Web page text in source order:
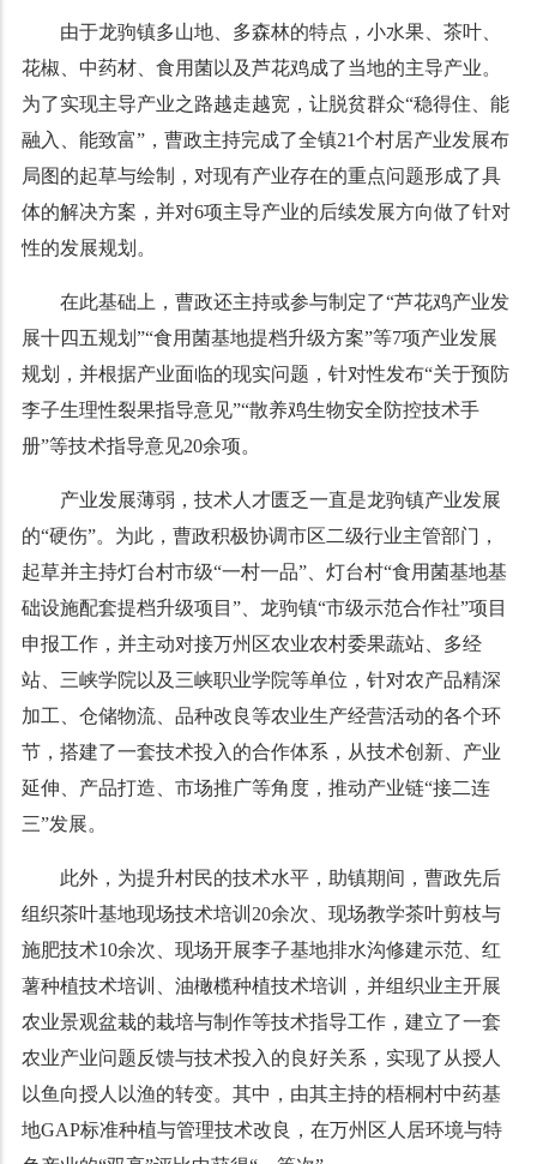
由于龙驹镇多山地、多森林的特点，小水果、茶叶、
花椒、中药材、食用菌以及芦花鸡成了当地的主导产业。
为了实现主导产业之路越走越宽，让脱贫群众“稳得住、能
融入、能致富”，曹政主持完成了全镇21个村居产业发展布
局图的起草与绘制，对现有产业存在的重点问题形成了具
体的解决方案，并对6项主导产业的后续发展方向做了针对
性的发展规划。
在此基础上，曹政还主持或参与制定了“芦花鸡产业发
展十四五规划”“食用菌基地提档升级方案”等7项产业发展
规划，并根据产业面临的现实问题，针对性发布“关于预防
李子生理性裂果指导意见”“散养鸡生物安全防控技术手
册”等技术指导意见20余项。
产业发展薄弱，技术人才匮乏一直是龙驹镇产业发展
的“硬伤”。为此，曹政积极协调市区二级行业主管部门，
起草并主持灯台村市级“一村一品”、灯台村“食用菌基地基
础设施配套提档升级项目”、龙驹镇“市级示范合作社”项目
申报工作，并主动对接万州区农业农村委果蔬站、多经
站、三峡学院以及三峡职业学院等单位，针对农产品精深
加工、仓储物流、品种改良等农业生产经营活动的各个环
节，搭建了一套技术投入的合作体系，从技术创新、产业
延伸、产品打造、市场推广等角度，推动产业链“接二连
三”发展。
此外，为提升村民的技术水平，助镇期间，曹政先后
组织茶叶基地现场技术培训20余次、现场教学茶叶剪枝与
施肥技术10余次、现场开展李子基地排水沟修建示范、红
薯种植技术培训、油橄榄种植技术培训，并组织业主开展
农业景观盆栽的栽培与制作等技术指导工作，建立了一套
农业产业问题反馈与技术投入的良好关系，实现了从授人
以鱼向授人以渔的转变。其中，由其主持的梧桐村中药基
地GAP标准种植与管理技术改良，在万州区人居环境与特